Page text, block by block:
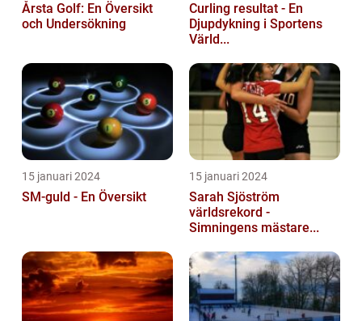
Årsta Golf: En Översikt
och Undersökning
Curling resultat - En
Djupdykning i Sportens
Värld...
15 januari 2024
SM-guld - En Översikt
15 januari 2024
Sarah Sjöström
världsrekord -
Simningens mästare...